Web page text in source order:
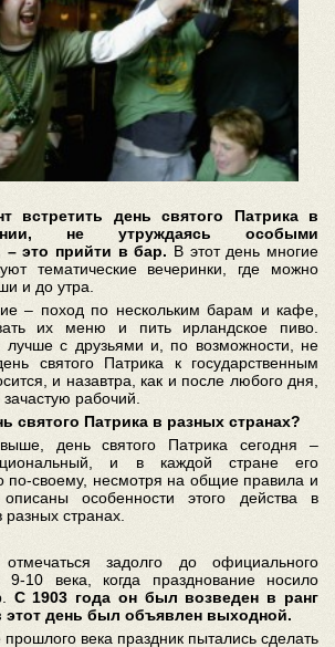
встретить день святого Патрика в
не утруждаясь особыми
– это прийти в бар. В этот день многие
тематические вечеринки, где можно
и до утра.
– поход по нескольким барам и кафе,
их меню и пить ирландское пиво.
лучше с друзьями и, по возможности, не
святого Патрика к государственным
и назавтра, как и после любого дня,
рабочий.
святого Патрика в разных странах?
день святого Патрика сегодня –
и в каждой стране его
по-своему, несмотря на общие правила и
особенности этого действа в
странах.
задолго до официального
10 века, когда празднование носило
С 1903 года он был возведен в ранг
день был объявлен выходной.
века праздник пытались сделать